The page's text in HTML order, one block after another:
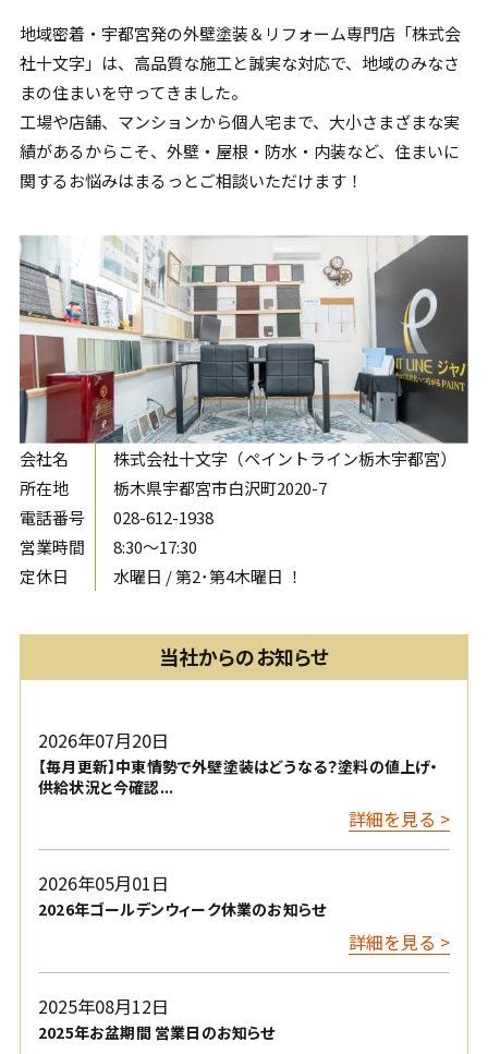
地域密着・ 宇都宮発の外壁塗装＆リフォーム専門店「株式会
社十文字」は、高品質な施工と誠実な対応で、地域のみなさ
まの住まいを守ってきました。
工場や店舗、マンションから個人宅まで、大小さまざまな実
績があるからこそ、外壁・屋根・防水・内装など、住まいに
関するお悩みはまるっとご相談いただけます！
会社名
株式会社十文字（ペイントライン栃木宇都宮）
所在地
栃木県宇都宮市白沢町2020-7
電話番号
028-612-1938
営業時間
8:30〜17:30
定休日
水曜日 / 第2･第4木曜日 ！
当社からのお知らせ
2026年07月20日
【毎月更新】中東情勢で外壁塗装はどうなる？塗料の値上げ・
供給状況と今確認...
詳細を見る >
2026年05月01日
2026年ゴールデンウィーク休業のお知らせ
詳細を見る >
2025年08月12日
2025年お盆期間 営業日のお知らせ